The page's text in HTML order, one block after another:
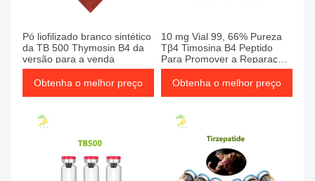
Pó liofilizado branco sintético
da TB 500 Thymosin Β4 da
versão para a venda
Obtenha o melhor preço
10 mg Vial 99, 66% Pureza
Tβ4 Timosina B4 Peptido
Para Promover a Reparação
dos Tecidos
Obtenha o melhor preço